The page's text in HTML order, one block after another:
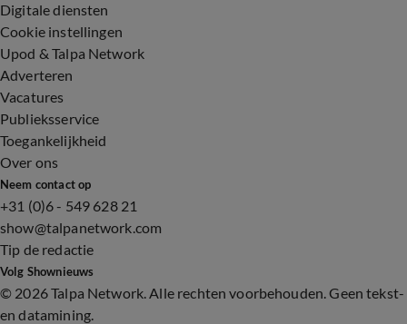
Digitale diensten
Cookie instellingen
Upod & Talpa Network
Adverteren
Vacatures
Publieksservice
Toegankelijkheid
Over ons
Neem contact op
+31 (0)6 - 549 628 21
show@talpanetwork.com
Tip de redactie
Volg Shownieuws
© 2026 Talpa Network. Alle rechten voorbehouden. Geen tekst-
en datamining.